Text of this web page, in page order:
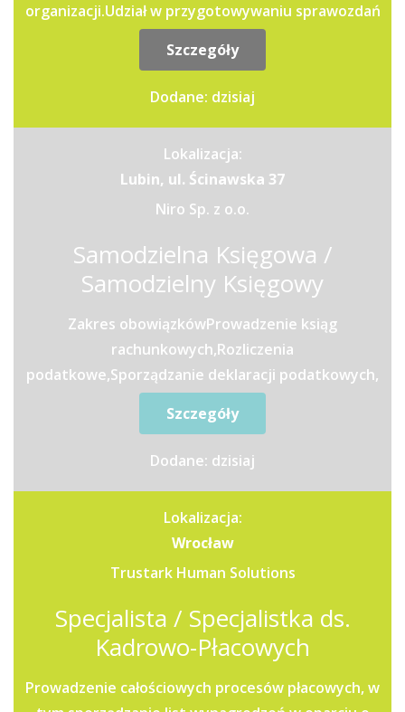
organizacji.Udział w przygotowywaniu sprawozdań
finansowych oraz...
Szczegóły
Dodane: dzisiaj
Lokalizacja:
Lubin, ul. Ścinawska 37
Niro Sp. z o.o.
Samodzielna Księgowa /
Samodzielny Księgowy
Zakres obowiązkówProwadzenie ksiąg
rachunkowych,Rozliczenia
podatkowe,Sporządzanie deklaracji podatkowych,
sprawozdań finansowych, oraz innych
sprawozdań...
Szczegóły
Dodane: dzisiaj
Lokalizacja:
Wrocław
Trustark Human Solutions
Specjalista / Specjalistka ds.
Kadrowo-Płacowych
Prowadzenie całościowych procesów płacowych, w